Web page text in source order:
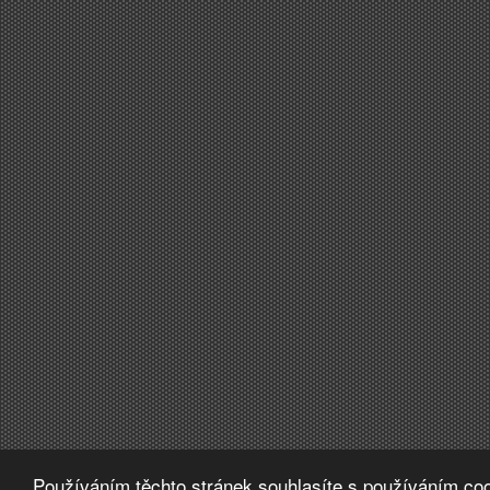
Používáním těchto stránek souhlasíte s používáním